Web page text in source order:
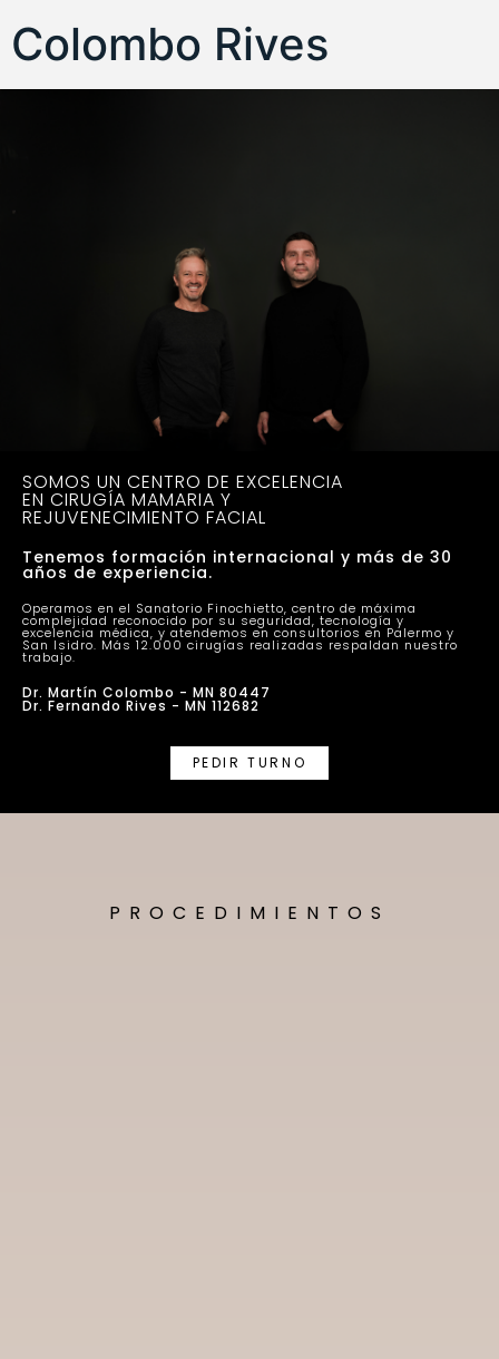
Colombo Rives
SOMOS UN CENTRO DE EXCELENCIA
EN CIRUGÍA MAMARIA Y
REJUVENECIMIENTO FACIAL
Tenemos formación internacional y más de 30
años de experiencia.
Operamos en el Sanatorio Finochietto, centro de máxima
complejidad reconocido por su seguridad, tecnología y
excelencia médica, y atendemos en consultorios en Palermo y
San Isidro. Más 12.000 cirugías realizadas respaldan nuestro
trabajo.
Dr. Martín Colombo - MN 80447
Dr. Fernando Rives - MN 112682
PEDIR TURNO
PROCEDIMIENTOS